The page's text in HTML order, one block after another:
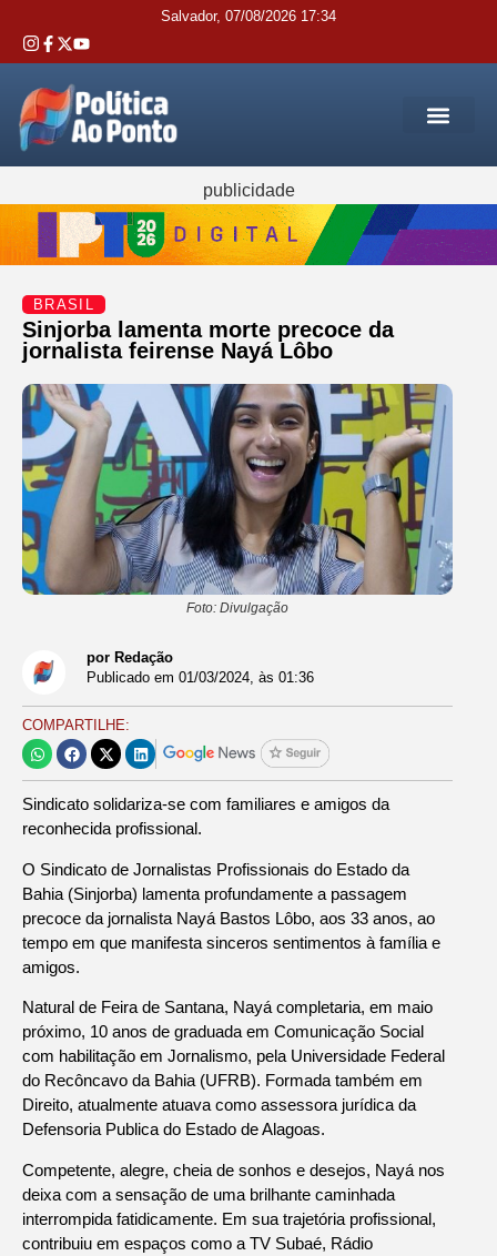
Salvador, 07/08/2026 17:34
publicidade
BRASIL
Sinjorba lamenta morte precoce da
jornalista feirense Nayá Lôbo
Foto: Divulgação
por Redação
Publicado em 01/03/2024, às 01:36
COMPARTILHE:
Sindicato solidariza-se com familiares e amigos da
reconhecida profissional.
O Sindicato de Jornalistas Profissionais do Estado da
Bahia (Sinjorba) lamenta profundamente a passagem
precoce da jornalista Nayá Bastos Lôbo, aos 33 anos, ao
tempo em que manifesta sinceros sentimentos à família e
amigos.
Natural de Feira de Santana, Nayá completaria, em maio
próximo, 10 anos de graduada em Comunicação Social
com habilitação em Jornalismo, pela Universidade Federal
do Recôncavo da Bahia (UFRB). Formada também em
Direito, atualmente atuava como assessora jurídica da
Defensoria Publica do Estado de Alagoas.
Competente, alegre, cheia de sonhos e desejos, Nayá nos
deixa com a sensação de uma brilhante caminhada
interrompida fatidicamente. Em sua trajetória profissional,
contribuiu em espaços como a TV Subaé, Rádio